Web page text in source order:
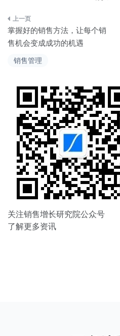
销售管理
文
章
导
掌握好的销售方法，让每个销
售机会变成成功的机遇
关注销售增长研究院公众号
了解更多资讯